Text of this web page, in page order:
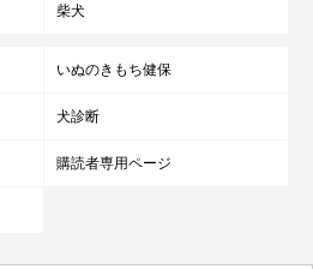
柴犬
いぬのきもち健保
犬診断
購読者専用ページ